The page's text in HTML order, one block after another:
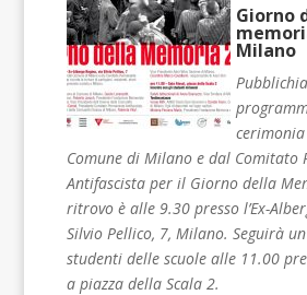
Giorno
Milano
Comune di Milano e dal Comitato
Antifascista per il Giorno della
ritrovo è alle 9.30 presso l’Ex-
Silvio Pellico, 7, Milano. Seguirà
studenti delle scuole alle 11.00
a piazza della Scala 2.